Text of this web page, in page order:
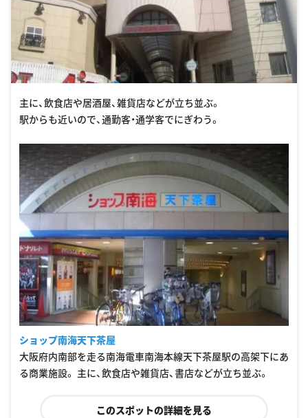
主に、飲食店や居酒屋、雑貨店などが立ち並ぶ。
駅からも近いので、通勤客・通学客でにぎわう。
ショップ南海天下茶屋
大阪府内南部を走る南海電車南海本線天下茶屋駅の高架下にあ
る商業施設。 主に、飲食店や雑貨店、書店などが立ち並ぶ。
このスポットの詳細を見る